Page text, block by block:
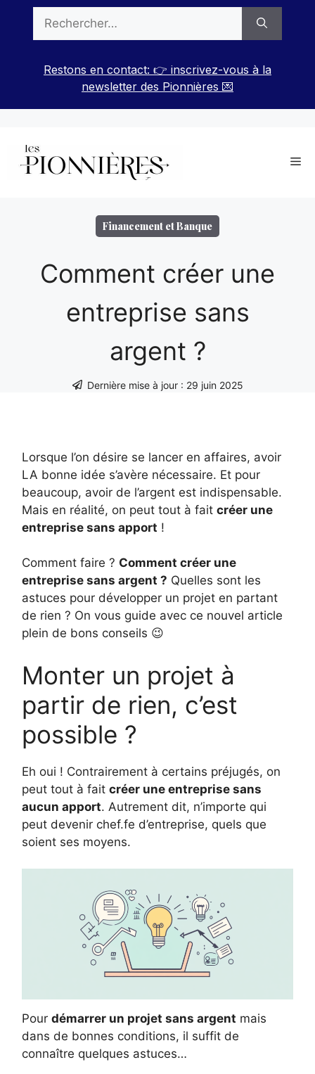
contenu
Restons en contact: 👉 inscrivez-vous à la
newsletter des Pionnières 💌
Financement et Banque
Comment créer une
entreprise sans
argent ?
Dernière mise à jour : 29 juin 2025
Lorsque l’on désire se lancer en affaires, avoir
LA bonne idée s’avère nécessaire. Et pour
beaucoup, avoir de l’argent est indispensable.
Mais en réalité, on peut tout à fait créer une
entreprise sans apport !
Comment faire ? Comment créer une
entreprise sans argent ? Quelles sont les
astuces pour développer un projet en partant
de rien ? On vous guide avec ce nouvel article
plein de bons conseils 😉
Monter un projet à
partir de rien, c’est
possible ?
Eh oui ! Contrairement à certains préjugés, on
peut tout à fait créer une entreprise sans
aucun apport. Autrement dit, n’importe qui
peut devenir chef.fe d’entreprise, quels que
soient ses moyens.
Pour démarrer un projet sans argent mais
dans de bonnes conditions, il suffit de
connaître quelques astuces…